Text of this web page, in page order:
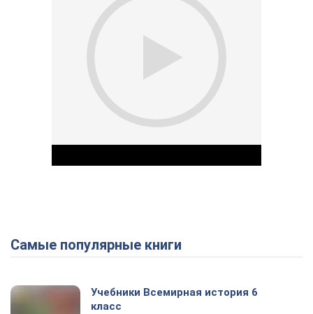
Play Video
Самые популярные книги
Учебники Всемирная история 6
класс